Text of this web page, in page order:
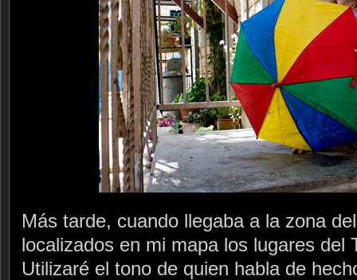
Más tarde, cuando llegaba a la zona
localizados en mi mapa los lugares del
Utilizaré el tono de quien habla de